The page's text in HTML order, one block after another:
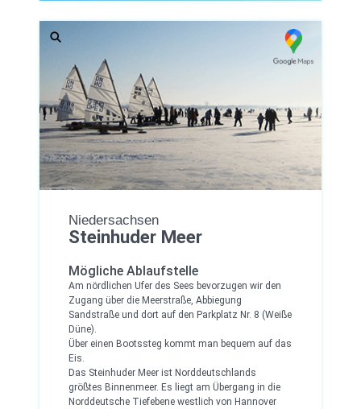
Niedersachsen
Steinhuder Meer
Mögliche Ablaufstelle
Am nördlichen Ufer des Sees bevorzugen wir den
Zugang über die Meerstraße, Abbiegung
Sandstraße und dort auf den Parkplatz Nr. 8 (Weiße
Düne).
Über einen Bootssteg kommt man bequem auf das
Eis.
Das Steinhuder Meer ist Norddeutschlands
größtes Binnenmeer. Es liegt am Übergang in die
Norddeutsche Tiefebene westlich von Hannover